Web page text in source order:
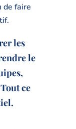
de faire
les
le
ce